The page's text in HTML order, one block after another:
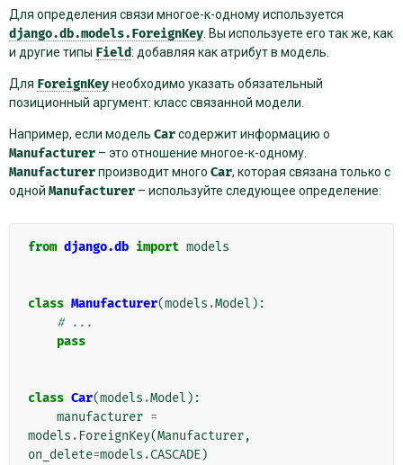
Для определения связи многое-к-одному используется
django.db.models.ForeignKey . Вы используете его так же, как
и другие типы Field: добавляя как атрибут в модель.
Для ForeignKeyнеобходимо указать обязательный
позиционный аргумент: класс связанной модели.
Например, если модель Carсодержит информацию о
Manufacturer – это отношение многое-к-одному.
Manufacturerпроизводит много Car, которая связана только с
одной Manufacturer – используйте следующее определение:
from django.db import models
class Manufacturer(models .Model ):
# ...
pass
class Car(models .Model ):
manufacturer =
models . ForeignKey(Manufacturer,
on_delete=models .CASCADE)